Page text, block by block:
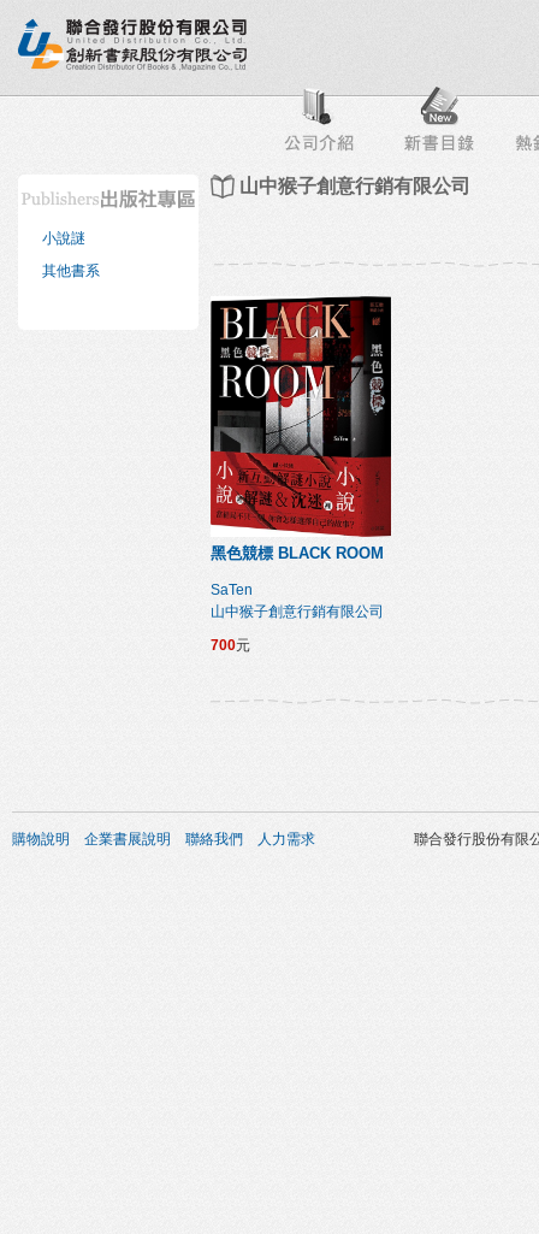
榜 出版社專區 書店專區 目錄下載 會員服務
小說謎
其他書系
山中猴子創意行銷有限公司
黑色競標 BLACK ROOM
SaTen
山中猴子創意行銷有限公司
700元
購物說明 企業書展說明 聯絡我們 人力需求 聯合發行股份有限